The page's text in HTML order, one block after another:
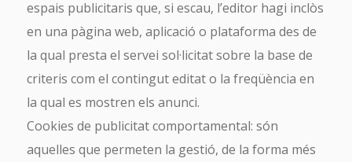
espais publicitaris que, si escau, l’editor hagi inclòs
en una pàgina web, aplicació o plataforma des de
la qual presta el servei sol·licitat sobre la base de
criteris com el contingut editat o la freqüència en
la qual es mostren els anunci.
Cookies de publicitat comportamental: són
aquelles que permeten la gestió, de la forma més